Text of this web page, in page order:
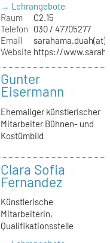
→ Lehrangebote
Raum
C2.15
Telefon
030 / 47705277
Email
Website https://
Gunter
Eisermann
Ehemaliger künstlerischer
Mitarbeiter Bühnen- und
Kostümbild
Clara Sofia
Fernandez
Künstlerische
Mitarbeiterin,
Qualifikationsstelle